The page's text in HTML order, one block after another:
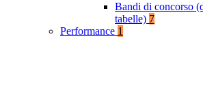
Bandi di concorso
tabelle) 7
Performance 1